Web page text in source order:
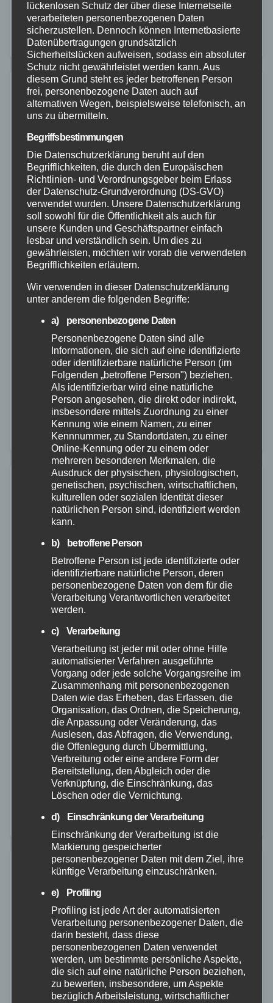
Verkehrsunfall mit einem lebensbedrohlich verletzten
Rollerfahrer. Der geschädigte 45-jährige Fahrer eines
Mofa befuhr…
POLIZEI
Genug Betrug: Tipps gegen
Taschendiebstahl
29. NOV. 2022
Gerade jetzt in der Vorweihnachtszeit herrschen
perfekte Bedingungen für Taschendiebe: Das
Gedränge in den Innenstädten und auf den
Weihnachtsmärkten nutzen sie geschickt aus, um
Brieftaschen, Smartphones oder andere
Wertgegenstände zu…
ALTENKIRCHEN MAYEN-KOBLENZ NEUWIED
POLIZEI
RHEIN-LAHN
WESTERWALD
bußgeldfrei durch den Winter
29. NOV. 2022
Den ersten Schneefall und vereiste Straßen hat es
dieses Jahr in Teilen Deutschlands bereits gegeben.
Insbesondere als Autofahrer ist daher Vorsicht
nämlich nicht nur…
lückenlosen Schutz der über diese Internetseite
verarbeiteten personenbezogenen Daten
sicherzustellen. Dennoch können Internetbasierte
Datenübertragungen grundsätzlich
Sicherheitslücken aufweisen, sodass ein absoluter
Schutz nicht gewährleistet werden kann. Aus
diesem Grund steht es jeder betroffenen Person
frei, personenbezogene Daten auch auf
alternativen Wegen, beispielsweise telefonisch, an
uns zu übermitteln.
Begriffsbestimmungen
Die Datenschutzerklärung beruht auf den
Begrifflichkeiten, die durch den Europäischen
Richtlinien- und Verordnungsgeber beim Erlass
der Datenschutz-Grundverordnung (DS-GVO)
verwendet wurden. Unsere Datenschutzerklärung
soll sowohl für die Öffentlichkeit als auch für
unsere Kunden und Geschäftspartner einfach
lesbar und verständlich sein. Um dies zu
gewährleisten, möchten wir vorab die verwendeten
Begrifflichkeiten erläutern.
Wir verwenden in dieser Datenschutzerklärung
unter anderem die folgenden Begriffe:
a) personenbezogene Daten
Personenbezogene Daten sind alle
Informationen, die sich auf eine identifizierte
oder identifizierbare natürliche Person (im
Folgenden „betroffene Person") beziehen.
Als identifizierbar wird eine natürliche
Person angesehen, die direkt oder indirekt,
insbesondere mittels Zuordnung zu einer
Kennung wie einem Namen, zu einer
Kennnummer, zu Standortdaten, zu einer
Online-Kennung oder zu einem oder
mehreren besonderen Merkmalen, die
Ausdruck der physischen, physiologischen,
genetischen, psychischen, wirtschaftlichen,
kulturellen oder sozialen Identität dieser
natürlichen Person sind, identifiziert werden
kann.
b) betroffene Person
Betroffene Person ist jede identifizierte oder
identifizierbare natürliche Person, deren
personenbezogene Daten von dem für die
Verarbeitung Verantwortlichen verarbeitet
werden.
c) Verarbeitung
Verarbeitung ist jeder mit oder ohne Hilfe
automatisierter Verfahren ausgeführte
Vorgang oder jede solche Vorgangsreihe im
Zusammenhang mit personenbezogenen
Daten wie das Erheben, das Erfassen, die
Organisation, das Ordnen, die Speicherung,
die Anpassung oder Veränderung, das
Auslesen, das Abfragen, die Verwendung,
die Offenlegung durch Übermittlung,
Verbreitung oder eine andere Form der
Bereitstellung, den Abgleich oder die
Verknüpfung, die Einschränkung, das
Löschen oder die Vernichtung.
d) Einschränkung der Verarbeitung
Einschränkung der Verarbeitung ist die
Markierung gespeicherter
personenbezogener Daten mit dem Ziel, ihre
künftige Verarbeitung einzuschränken.
e) Profiling
Profiling ist jede Art der automatisierten
Verarbeitung personenbezogener Daten, die
darin besteht, dass diese
personenbezogenen Daten verwendet
werden, um bestimmte persönliche Aspekte,
die sich auf eine natürliche Person beziehen,
zu bewerten, insbesondere, um Aspekte
bezüglich Arbeitsleistung, wirtschaftlicher